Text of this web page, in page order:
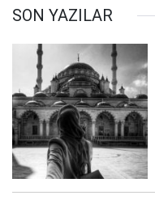
SON YAZILAR